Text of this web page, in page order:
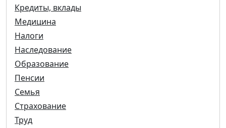
Кредиты, вклады
Медицина
Налоги
Наследование
Образование
Пенсии
Семья
Страхование
Труд